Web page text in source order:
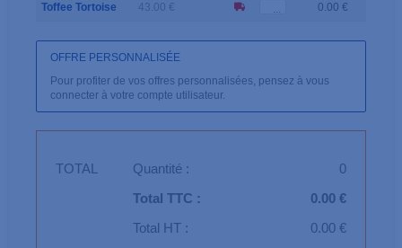
Toffee Tortoise 43.00 € 0.00 €
OFFRE PERSONNALISÉE
Pour profiter de vos offres personnalisées, pensez à vous
connecter à votre compte utilisateur.
TOTAL Quantité :
0
Total TTC :
0.00 €
Total HT :
0.00 €